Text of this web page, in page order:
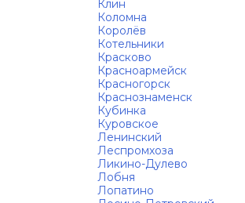
Клин
Коломна
Королёв
Котельники
Красково
Красноармейск
Красногорск
Краснознаменск
Кубинка
Куровское
Ленинский
Леспромхоза
Ликино-Дулево
Лобня
Лопатино